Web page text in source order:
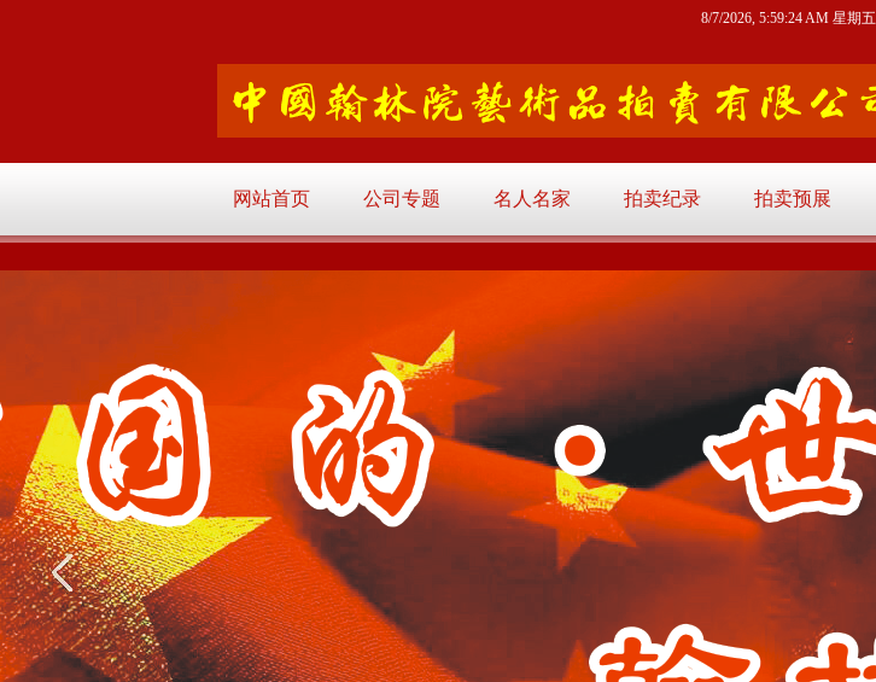
网站首页 公司专题 名人名家 拍卖纪录 拍卖预展
8/7/2026, 5:59:26 AM 星期五